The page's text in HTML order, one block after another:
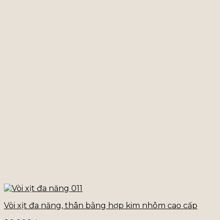
Vòi xịt đa năng, thân bằng hợp kim nhôm cao cấp